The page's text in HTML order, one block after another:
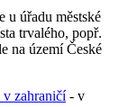
u úřadu městské
trvalého, popř.
na území České
v zahraničí - v